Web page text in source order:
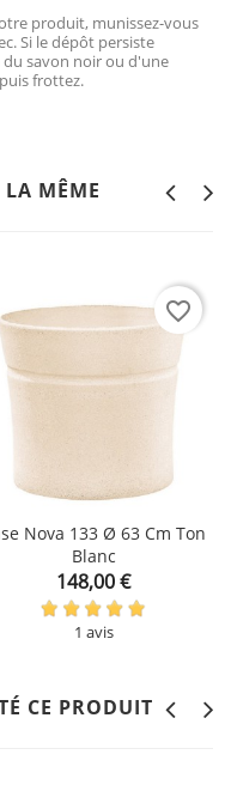
produit, munissez-vous
Si le dépôt persiste
du savon noir ou d'une
frottez.
MÊME
Nova 133 Ø 63 Cm Ton
Blanc
Prix
148,00 €
1 avis
favorite_border
CE PRODUIT